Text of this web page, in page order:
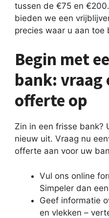
tussen de €75 en
bieden we een
precies waar u aan toe
Begin met
bank: vraag
offerte op
Zin in een frisse bank?
nieuw uit. Vraag nu
offerte aan voor uw
Vul ons online
Simpeler dan
Geef informatie
en vlekken –